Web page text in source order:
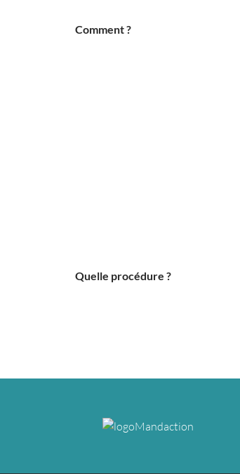
Comment ?
Quelle procédure ?